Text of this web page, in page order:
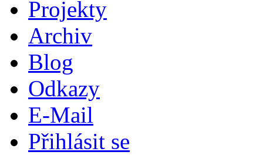
Projekty
Archiv
Blog
Odkazy
E-Mail
Přihlásit se